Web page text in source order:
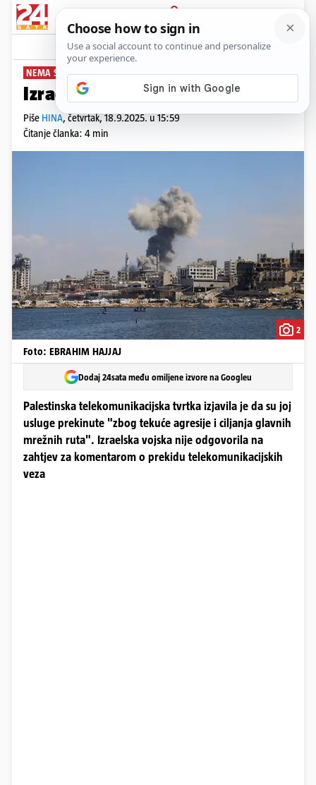
PRIJAVA
News Komentari
NEMA SIGNALA
Izraelci ulaze u centar Gaze
Piše HINA,četvrtak, 18.9.2025. u 15:59
Čitanje članka: 4 min
2
Foto: EBRAHIM HAJJAJ
Dodaj 24sata među omiljene izvore na Googleu
Palestinska telekomunikacijska tvrtka izjavila je da su joj
usluge prekinute "zbog tekuće agresije i ciljanja glavnih
mrežnih ruta". Izraelska vojska nije odgovorila na
zahtjev za komentarom o prekidu telekomunikacijskih
veza